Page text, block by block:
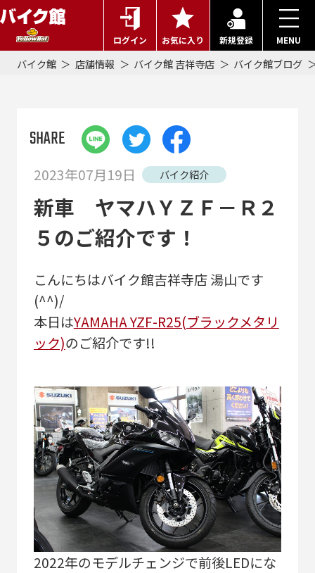
ログイン お気に入り 新規登録 MENU
バイク館 店舗情報 バイク館 吉祥寺店 バイク館ブログ
SHARE
2023年07月19日 バイク紹介
新車 ヤマハＹＺＦ－Ｒ２
５のご紹介です！
こんにちはバイク館吉祥寺店 湯山です
(^^)/
本日はYAMAHA YZF-R25(ブラックメタリ
ック)のご紹介です!!
2022年のモデルチェンジで前後LEDにな